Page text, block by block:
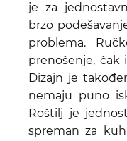
je za
brzo
problema.
prenošenje, čak
Dizajn je
nemaju puno
Roštilj je
spreman za